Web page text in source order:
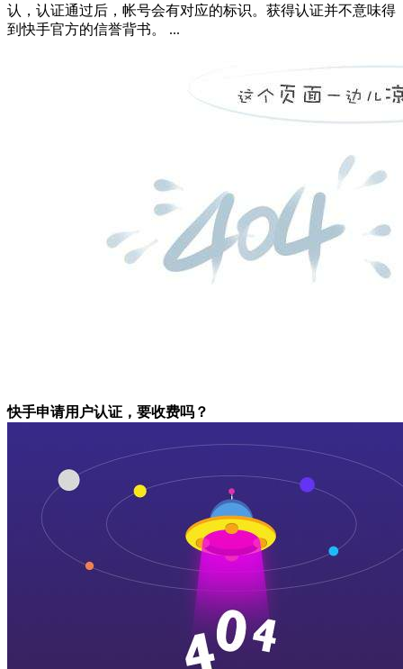
认，认证通过后，帐号会有对应的标识。获得认证并不意味得
到快手官方的信誉背书。 ...
快手申请用户认证，要收费吗？